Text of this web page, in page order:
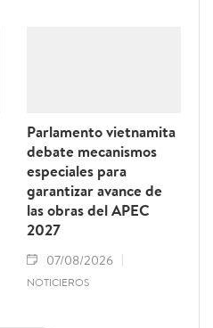
Parlamento vietnamita
debate mecanismos
especiales para
garantizar avance de
las obras del APEC
2027
07/08/2026
NOTICIEROS